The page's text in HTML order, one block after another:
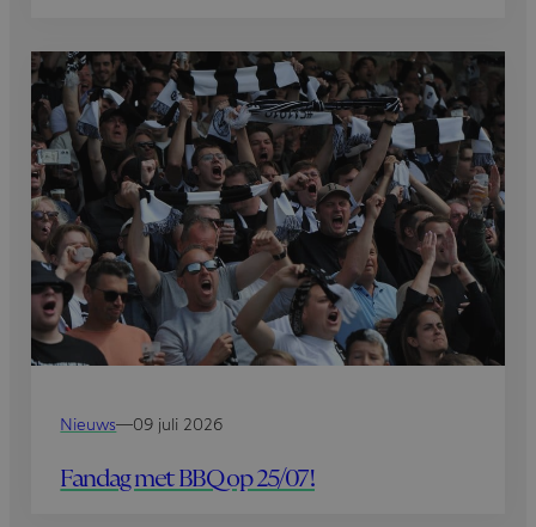
Nieuws—09 juli 2026
Fandag met BBQ op 25/07!